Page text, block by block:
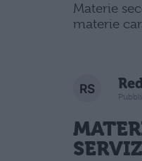
Materie
materie